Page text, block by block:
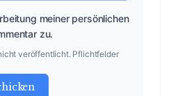
meiner persönlichen
zu.
veröffentlicht. Pflichtfelder